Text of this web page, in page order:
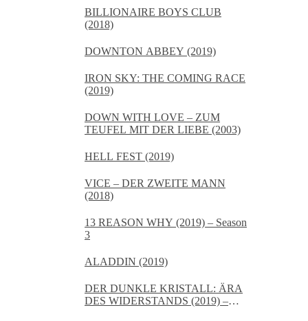
BILLIONAIRE BOYS CLUB
(2018)
DOWNTON ABBEY (2019)
IRON SKY: THE COMING RACE
(2019)
DOWN WITH LOVE – ZUM
TEUFEL MIT DER LIEBE (2003)
HELL FEST (2019)
VICE – DER ZWEITE MANN
(2018)
13 REASON WHY (2019) – Season
3
ALADDIN (2019)
DER DUNKLE KRISTALL: ÄRA
DES WIDERSTANDS (2019) –